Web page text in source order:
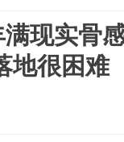
现实骨
地很困难